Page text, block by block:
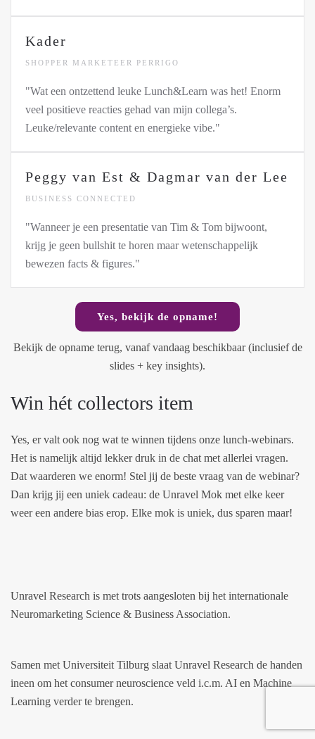
Kader
SHOPPER MARKETEER PERRIGO
"Wat een ontzettend leuke Lunch&Learn was het! Enorm
veel positieve reacties gehad van mijn collega’s.
Leuke/relevante content en energieke vibe."
Peggy van Est & Dagmar van der Lee
BUSINESS CONNECTED
"Wanneer je een presentatie van Tim & Tom bijwoont,
krijg je geen bullshit te horen maar wetenschappelijk
bewezen facts & figures."
Yes, bekijk de opname!
Bekijk de opname terug, vanaf vandaag beschikbaar (inclusief de
slides + key insights).
Win hét collectors item
Yes, er valt ook nog wat te winnen tijdens onze lunch-webinars.
Het is namelijk altijd lekker druk in de chat met allerlei vragen.
Dat waarderen we enorm! Stel jij de beste vraag van de webinar?
Dan krijg jij een uniek cadeau: de Unravel Mok met elke keer
weer een andere bias erop. Elke mok is uniek, dus sparen maar!
Unravel Research is met trots aangesloten bij het internationale
Neuromarketing Science & Business Association.
Samen met Universiteit Tilburg slaat Unravel Research de handen
ineen om het consumer neuroscience veld i.c.m. AI en Machine
Learning verder te brengen.